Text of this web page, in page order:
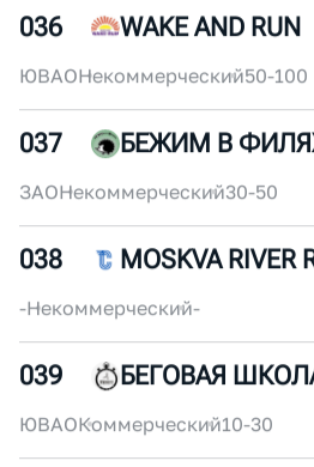
ЦАО Некоммерческий10-30
035 WOLF PACK
-Некоммерческий-
036 WAKE AND RUN
ЮВАО Некоммерческий50-100
037 БЕЖИМ В ФИЛЯХ
ЗАОНекоммерческий 30-50
038